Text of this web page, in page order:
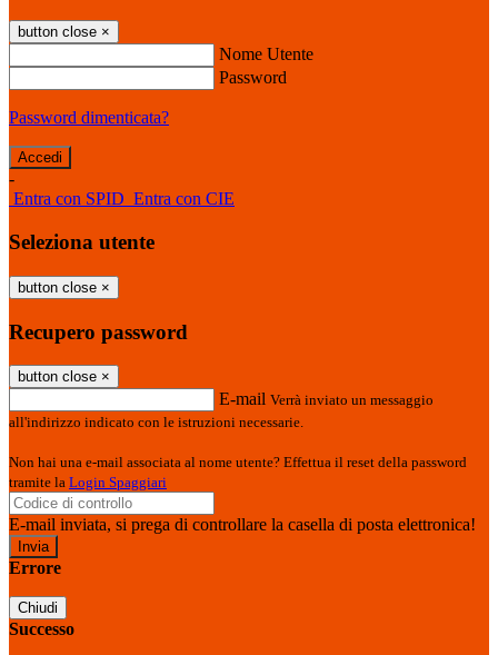
button close ×
Nome Utente
Password
Password dimenticata?
-
Entra con SPID Entra con CIE
Seleziona utente
button close ×
Recupero password
button close ×
E-mail Verrà inviato un messaggio
all'indirizzo indicato con le istruzioni necessarie.
Non hai una e-mail associata al nome utente? Effettua il reset della password
tramite la Login Spaggiari
E-mail inviata, si prega di controllare la casella di posta elettronica!
Errore
Chiudi
Successo